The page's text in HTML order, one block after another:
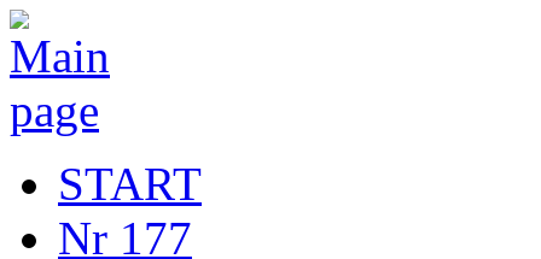
START
Nr 177